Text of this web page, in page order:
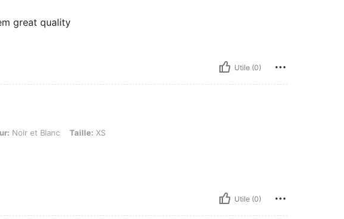
great quality
Utile (0)
Blanc, Taille: XS
Noir et Blanc Taille: XS
Utile (0)